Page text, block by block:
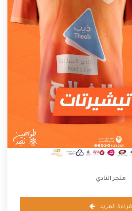
متجر النادي
قراءة المزيد